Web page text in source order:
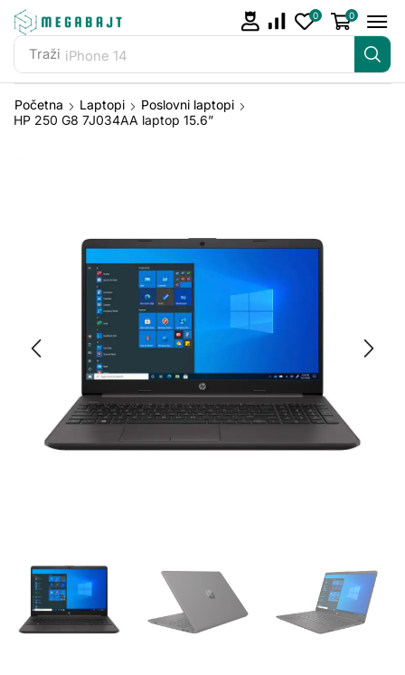
Traži iPhone 14
0 0
Početna Laptopi
Poslovni laptopi
HP 250 G8 7J034AA laptop 15.6”